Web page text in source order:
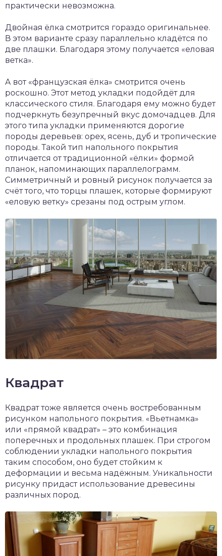
практически невозможна.
Двойная ёлка смотрится гораздо оригинальнее.
В этом варианте сразу параллельно кладётся по
две плашки. Благодаря этому получается «еловая
ветка».
А вот «французская ёлка» смотрится очень
роскошно. Этот метод укладки подойдёт для
классического стиля. Благодаря ему можно будет
подчеркнуть безупречный вкус домочадцев. Для
этого типа укладки применяются дорогие
породы деревьев: орех, ясень, дуб и тропические
породы. Такой тип напольного покрытия
отличается от традиционной «ёлки» формой
планок, напоминающих параллелограмм.
Симметричный и ровный рисунок получается за
счёт того, что торцы плашек, которые формируют
«еловую ветку» срезаны под острым углом.
Квадрат
Квадрат тоже является очень востребованным
рисунком напольного покрытия. «Вьетнамка»
или «прямой квадрат» – это комбинация
поперечных и продольных плашек. При строгом
соблюдении укладки напольного покрытия
таким способом, оно будет стойким к
деформации и весьма надёжным. Уникальности
рисунку придаст использование древесины
различных пород.